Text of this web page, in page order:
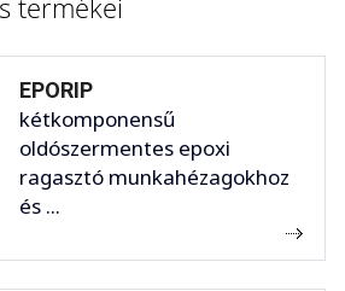
EPORIP
kétkomponensű
oldószermentes epoxi
ragasztó munkahézagokhoz
és ...